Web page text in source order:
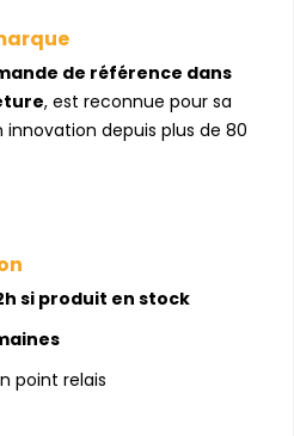
de référence dans
, est reconnue pour sa
depuis plus de 80
si produit en stock
point relais